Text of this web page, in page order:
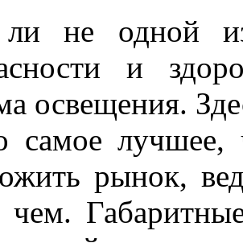
ли не одной
и
освещения.
самое
рынок,